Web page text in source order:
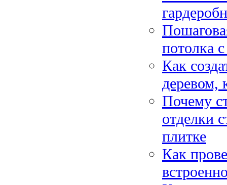
потолка
Как
деревом,
Почему
отделки
плитке
Как